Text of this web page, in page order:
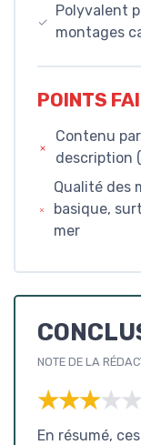
Polyvalent
montages
POINTS
Contenu
description
Qualité des
basique,
mer
NOTE DE LA
★★★★★
★★★★★
En résumé,